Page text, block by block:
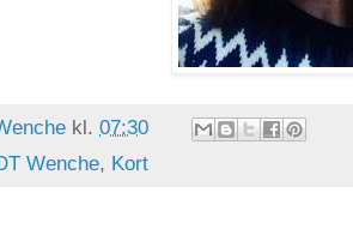
kl. 07:30
Wenche, Kort